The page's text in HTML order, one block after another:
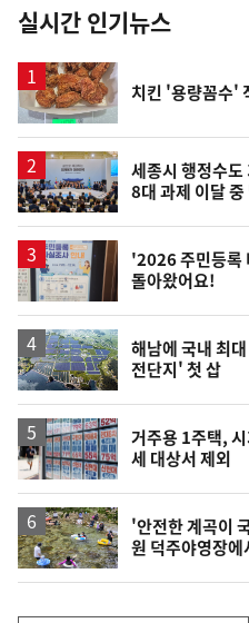
뉴
스
실시간 인기뉴스
치킨 '용량꼼수'
세종시 행정수도
8대 과제 이달 중
'2026 주민등록
돌아왔어요!
해남에 국내 최
전단지' 첫 삽
거주용 1주택,
세 대상서 제외
'안전한 계곡이
원 덕주야영장에